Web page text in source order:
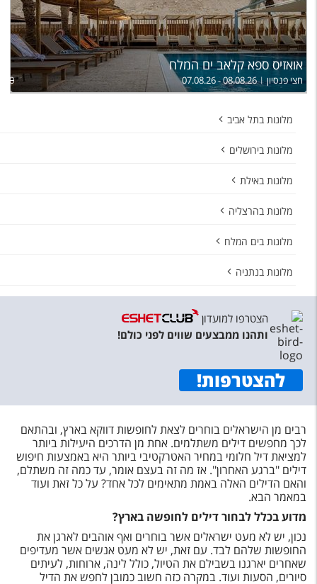
אואזיס ספא קלאב ים המלח
חצי פנסיון 07.08.26 - 08.08.26
מלונות בתל אביב
מלונות בירושלים
מלונות באילת
מלונות בהרצליה
מלונות בים המלח
מלונות בנתניה
הצטרפו למועדון
ותהנו ממבצעים שווים לפני כולם!
להצטרפות!
רבים מן הישראלים בוחרים לצאת לחופשות דווקא בארץ, ובהתאם
לכך מחפשים דילים משתלמים. אחת מן הדרכים היעילות ביותר
למציאת דיל חלומי במחיר האטרקטיבי ביותר היא באמצעות חיפוש
דילים "ברגע האחרון". אז מה זה בעצם אומר, עד כמה זה משתלם,
והאם הדילים האלה באמת מתאימים לכל אחד? על כל זאת ועוד
במאמר הבא.
מדוע בכלל לבחור דילים לחופשה בארץ?
נכון, יש לא מעט ישראלים אשר בוחרים ואף אוהבים לארגן את
החופשות שלהם לבד. עם זאת, יש לא מעט אנשים אשר מעדיפים
שאחרים יארגנו בשבילם את הטיול, כולל לינה, ארוחות, לעיתים
סיורים, הסעות ועוד. במקרה כזה חשוב כמובן לחפש את הדיל